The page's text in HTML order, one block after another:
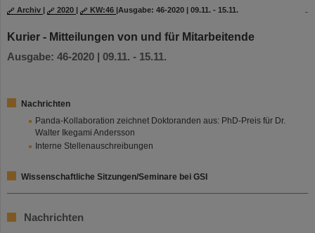
Archiv | 2020 | KW:46 |Ausgabe: 46-2020 | 09.11. - 15.11.
Kurier - Mitteilungen von und für Mitarbeitende
Ausgabe: 46-2020 | 09.11. - 15.11.
Nachrichten
Panda-Kollaboration zeichnet Doktoranden aus: PhD-Preis für Dr.
Walter Ikegami Andersson
Interne Stellenauschreibungen
Wissenschaftliche Sitzungen/Seminare bei GSI
Nachrichten